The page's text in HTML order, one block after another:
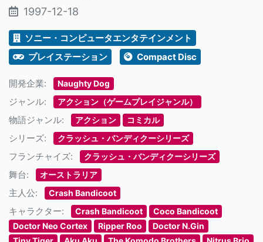
1997-12-18
ソニー・コンピュータエンタテインメント
プレイステーション
Compact Disc
開発企業: Naughty Dog
ジャンル: アクション（ゲームプレイジャンル）
物語ジャンル: アクション コミカル
シリーズ: クラッシュ・バンディクーシリーズ
フランチャイズ: クラッシュ・バンディクーシリーズ
舞台: オーストラリア
主人公: Crash Bandicoot
キャラクター: Crash Bandicoot
Coco Bandicoot
Doctor Neo Cortex
Ripper Roo
Doctor N.Gin